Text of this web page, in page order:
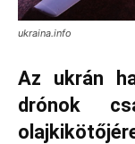
ukraina.info
Az ukrán
drónok